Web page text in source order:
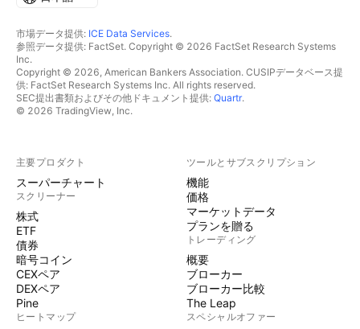
市場データ提供: ICE Data Services.
参照データ提供: FactSet. Copyright © 2026 FactSet Research Systems
Inc.
Copyright © 2026, American Bankers Association. CUSIPデータベース提
供: FactSet Research Systems Inc. All rights reserved.
SEC提出書類およびその他ドキュメント提供: Quartr.
© 2026 TradingView, Inc.
主要プロダクト
スーパーチャート
スクリーナー
株式
ETF
債券
暗号コイン
CEXペア
DEXペア
Pine
ヒートマップ
ツールとサブスクリプション
機能
価格
マーケットデータ
プランを贈る
トレーディング
概要
ブローカー
ブローカー比較
The Leap
スペシャルオファー